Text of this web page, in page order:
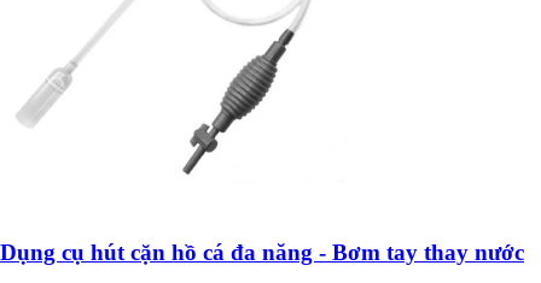
Dụng cụ hút cặn hồ cá đa năng - Bơm tay thay nước